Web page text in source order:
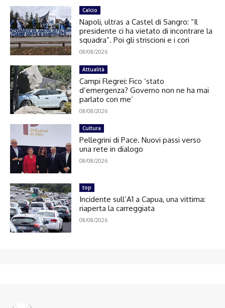
Calcio
Napoli, ultras a Castel di Sangro: “Il
presidente ci ha vietato di incontrare la
squadra”. Poi gli striscioni e i cori
08/08/2026
Attualità
Campi Flegrei: Fico ‘stato
d’emergenza? Governo non ne ha mai
parlato con me’
08/08/2026
Cultura
Pellegrini di Pace. Nuovi passi verso
una rete in dialogo
08/08/2026
top
Incidente sull’A1 a Capua, una vittima:
riaperta la carreggiata
08/08/2026